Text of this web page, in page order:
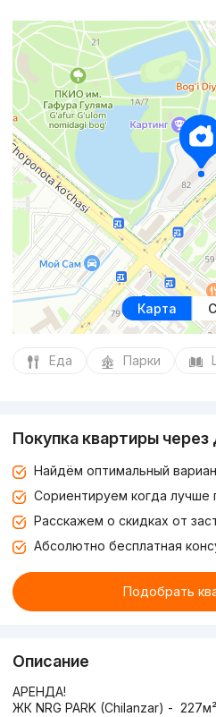
Карта
Еда Парки
Покупка квартиры
Найдём оптимальный
Сориентируем когда лучше
Расскажем о скидках от
Абсолютно бесплатная
Подобрать
Описание
АРЕНДА!
ЖК NRG PARK (Chilanzar) - 227м²